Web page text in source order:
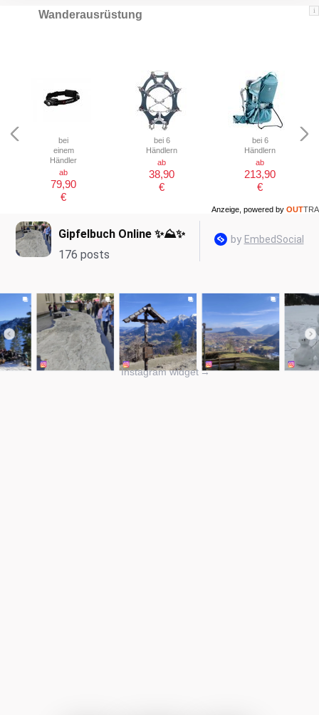
i
Wanderausrüstung
bei
einem
Händler
ab
79,90
€
bei 6
Händlern
ab
38,90
€
bei 6
Händlern
ab
213,90
€
Anzeige, powered by OUTTRA
Instagram widget →